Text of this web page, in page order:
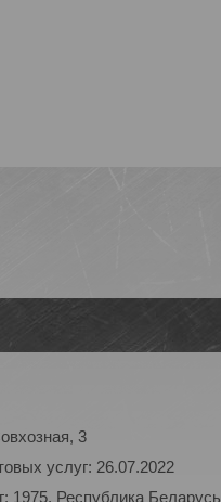
3
услуг: 26.07.2022
1975, Республика Беларусь